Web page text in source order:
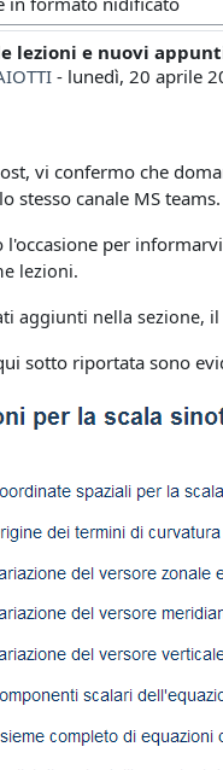
lezioni e nuovi
- lunedì, 20 aprile
0
vi confermo che
stesso canale MS teams.
l'occasione per
lezioni.
aggiunti nella sezione,
sotto riportata sono